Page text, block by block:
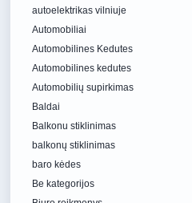
autoelektrikas vilniuje
Automobiliai
Automobilines Kedutes
Automobilines kedutes
Automobilių supirkimas
Baldai
Balkonu stiklinimas
balkonų stiklinimas
baro kėdes
Be kategorijos